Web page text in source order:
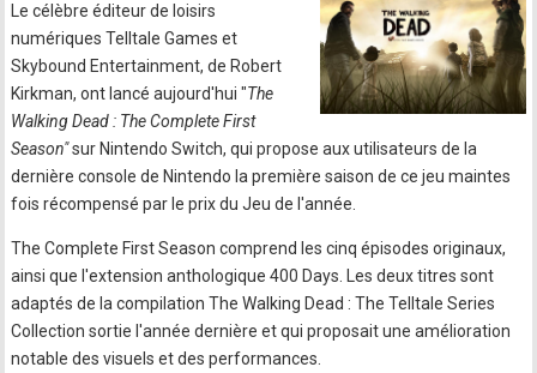
Le célèbre éditeur de loisirs
numériques Telltale Games et
Skybound Entertainment, de Robert
Kirkman, ont lancé aujourd'hui "The
Walking Dead : The Complete First
Season"sur Nintendo Switch, qui propose aux utilisateurs de la
dernière console de Nintendo la première saison de ce jeu maintes
fois récompensé par le prix du Jeu de l'année.
The Complete First Season comprend les cinq épisodes originaux,
ainsi que l'extension anthologique 400 Days. Les deux titres sont
adaptés de la compilation The Walking Dead : The Telltale Series
Collection sortie l'année dernière et qui proposait une amélioration
notable des visuels et des performances.